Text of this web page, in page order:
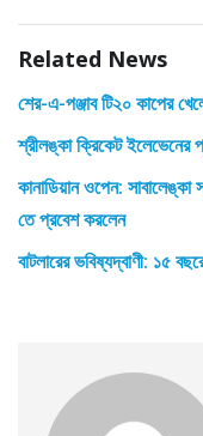
Related News
শের-এ-পঞ্জাব টি২০ কাপের
শ্রীলঙ্কা ক্রিকেট ইলেভেনের
কানাডিয়ান ওপেন:
তে প্রবেশ করলেন
বাটলারের ভবিষ্যদ্বাণী: ১৫